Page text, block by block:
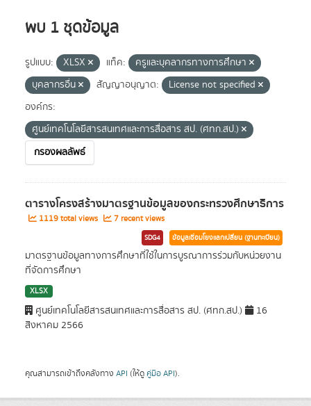
พบ 1 ชุดข้อมูล
รูปแบบ: XLSX แท็ค:
ครูและบุคลากรทางการศึกษา
บุคลากรอื่น
สัญญาอนุญาต:
License not specified
องค์กร:
ศูนย์เทคโนโลยีสารสนเทศและการสื่อสาร สป. (ศทก.สป.)
กรองผลลัพธ์
ตารางโครงสร้างมาตรฐานข้อมูลของกระทรวงศึกษาธิการ
1119 total views 7 recent views
SDG4 ข้อมูลเชื่อมโยงแลกเปลี่ยน (ฐานทะเบียน)
มาตรฐานข้อมูลทางการศึกษาที่ใช้ในการบูรณาการร่วมกับหน่วยงาน
ที่จัดการศึกษา
XLSX
ศูนย์เทคโนโลยีสารสนเทศและการสื่อสาร สป. (ศทก.สป.)
16
สิงหาคม 2566
คุณสามารถเข้าถึงคลังทาง API (ให้ดู คู่มือ API).